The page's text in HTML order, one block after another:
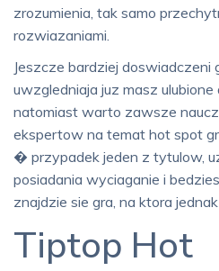
zrozumienia, tak samo
rozwiazaniami.
Jeszcze bardziej doswiadczeni
uwzgledniaja juz masz
natomiast warto zawsze
ekspertow na temat hot spot
� przypadek jeden z tytulow,
posiadania wyciaganie i
znajdzie sie gra, na ktora
Tiptop Hot